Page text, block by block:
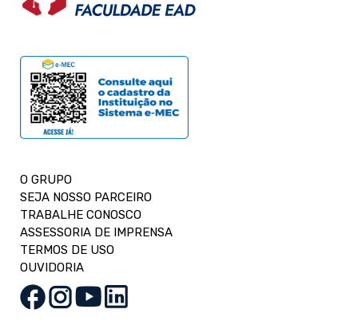
O GRUPO
SEJA NOSSO PARCEIRO
TRABALHE CONOSCO
ASSESSORIA DE IMPRENSA
TERMOS DE USO
OUVIDORIA